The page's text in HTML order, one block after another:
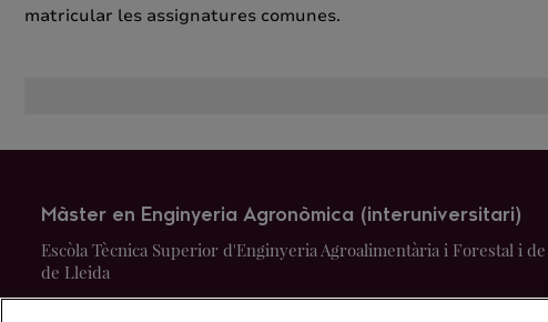
matricular les assignatures comunes.
Màster en Enginyeria Agronòmica (interuniversitari)
Escòla Tècnica Superior d'Enginyeria Agroalimentària i Forestal i
de Lleida